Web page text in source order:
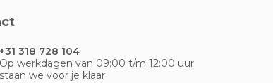
+31 318 728 104
Op werkdagen van 09:00 t/m 12:00 uur
staan we voor je klaar